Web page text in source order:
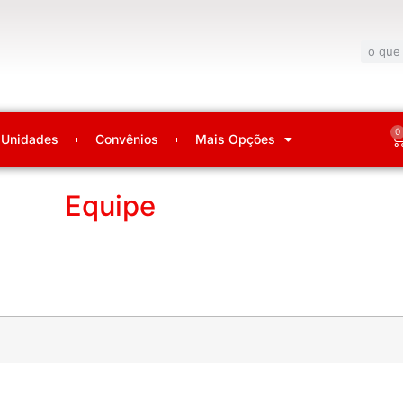
Unidades Convênios Mais Opções 0
Equipe